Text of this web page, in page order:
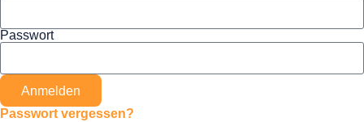
Passwort
Anmelden
Passwort vergessen?